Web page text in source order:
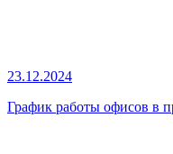
23.12.2024
График работы офисов в